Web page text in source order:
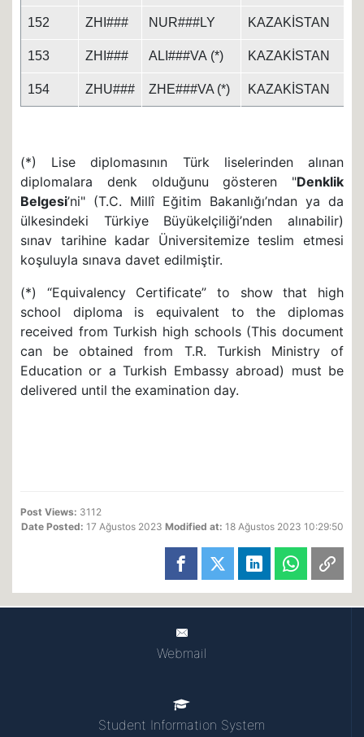
152 ZHI### NUR###LY KAZAKİSTAN
153 ZHI### ALI###VA (*) KAZAKİSTAN
154 ZHU### ZHE###VA (*) KAZAKİSTAN
(*) Lise diplomasının Türk liselerinden alınan
diplomalara denk olduğunu gösteren "Denklik
Belgesi’ni" (T.C. Millî Eğitim Bakanlığı’ndan ya da
ülkesindeki Türkiye Büyükelçiliği’nden alınabilir)
sınav tarihine kadar Üniversitemize teslim etmesi
koşuluyla sınava davet edilmiştir.
(*) “Equivalency Certificate” to show that high
school diploma is equivalent to the diplomas
received from Turkish high schools (This document
can be obtained from T.R. Turkish Ministry of
Education or a Turkish Embassy abroad) must be
delivered until the examination day.
Post Views: 3112
Date Posted: 17 Ağustos 2023 Modified at: 18 Ağustos 2023 10:29:50
Webmail
Student Information System